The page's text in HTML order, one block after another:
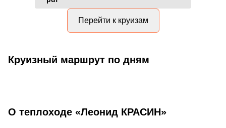
Перейти к круизам
Круизный маршрут по дням
О теплоходе «Леонид КРАСИН»